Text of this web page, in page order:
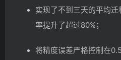
实现了不到三天的平均
率提升了超过80%；
将精度误差严格控制在